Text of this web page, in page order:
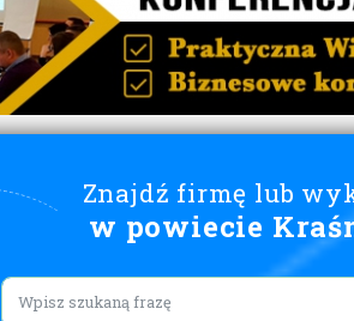
Znajdź firmę lub
w powiecie
Lorem ipsum